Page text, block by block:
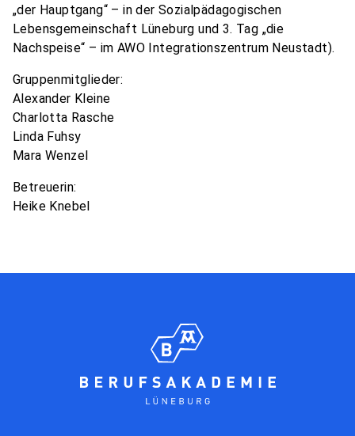
„der Hauptgang“ – in der Sozialpädagogischen
Lebensgemeinschaft Lüneburg und 3. Tag „die
Nachspeise“ – im AWO Integrationszentrum Neustadt).
Gruppenmitglieder:
Alexander Kleine
Charlotta Rasche
Linda Fuhsy
Mara Wenzel
Betreuerin:
Heike Knebel